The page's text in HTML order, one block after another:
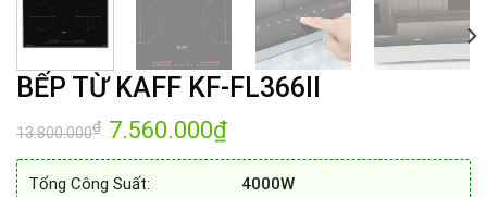
BẾP TỪ KAFF KF-FL366II
13.800.000₫ Giá
gốc
là:
13.800.000₫.
7.560.000₫Giá
tại
7.560.000₫.
Tổng Công Suất:
4000W